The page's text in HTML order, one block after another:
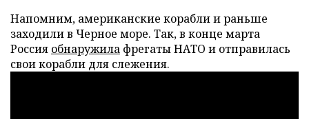
Напомним, американские корабли и раньше
заходили в Черное море. Так, в конце марта
Россия обнаружила фрегаты НАТО и отправилась
свои корабли для слежения.